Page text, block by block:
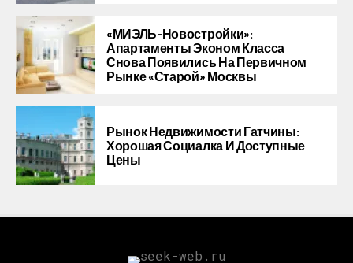
«МИЭЛЬ-Новостройки»:
Апартаменты Эконом Класса
Снова Появились На Первичном
Рынке «старой» Москвы
Рынок Недвижимости Гатчины:
Хорошая Социалка И Доступные
Цены